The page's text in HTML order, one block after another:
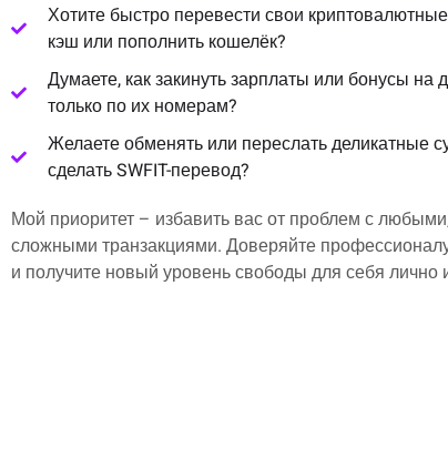
Хотите быстро перевести свои
кэш или пополнить кошелёк?
Думаете, как закинуть зарплаты или бонусы на
только по их номерам?
Желаете обменять или переслать деликатные
сделать SWFIT-перевод?
Мой приоритет – избавить вас от проблем с
сложными транзакциями. Доверяйте
и получите новый уровень свободы для себя лично